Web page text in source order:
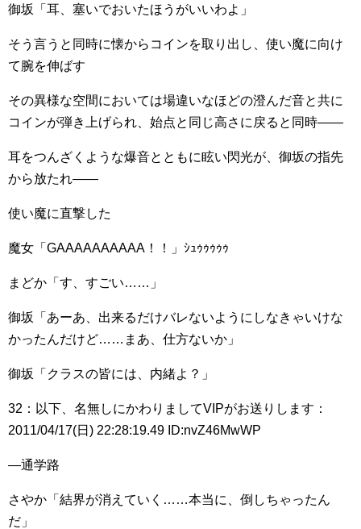
御坂「耳、塞いでおいたほうがいいわよ」
そう言うと同時に懐からコインを取り出し、使い魔に向け
て腕を伸ばす
その異様な空間においては場違いなほどの澄んだ音と共に
コインが弾き上げられ、始点と同じ高さに戻ると同時――
耳をつんざくような爆音とともに眩い閃光が、御坂の指先
から放たれ――
使い魔に直撃した
魔女「GAAAAAAAAAA！！」ｼｭｩｩｩｩｩ
まどか「す、すごい……」
御坂「あーあ、出来るだけバレないようにしなきゃいけな
かったんだけど……まあ、仕方ないか」
御坂「クラスの皆には、内緒よ？」
32：以下、名無しにかわりましてVIPがお送りします：
2011/04/17(日) 22:28:19.49 ID:nvZ46MwWP
―通学路
さやか「結界が消えていく……本当に、倒しちゃったん
だ」